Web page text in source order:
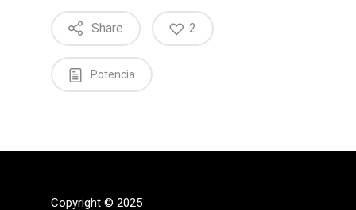
Share 2
Potencia
Copyright © 2025